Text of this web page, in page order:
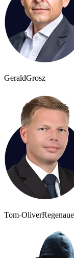
GeraldGrosz
Tom-Oliver